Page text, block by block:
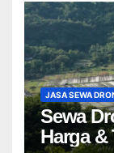
JASA SEWA
Sewa
Harga &